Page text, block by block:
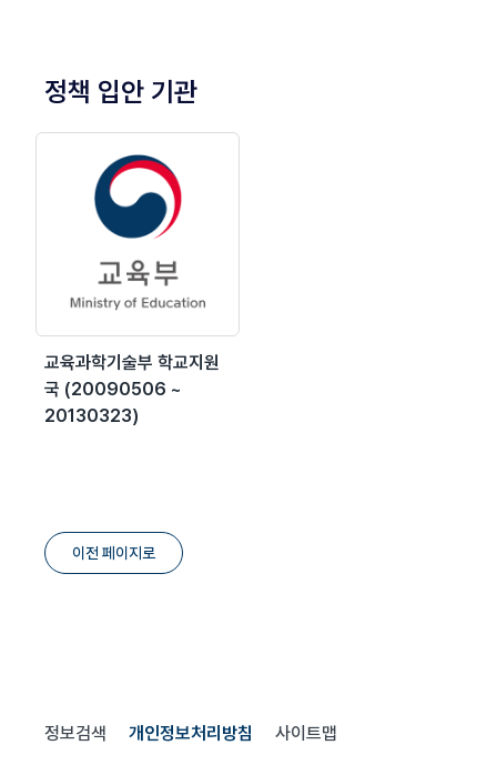
정책 입안 기관
교육과학기술부 학교지원
국 (20090506 ~
20130323)
이전 페이지로
정보검색 개인정보처리방침 사이트맵